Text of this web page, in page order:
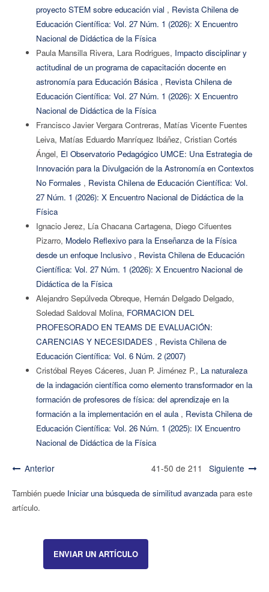
proyecto STEM sobre educación vial , Revista Chilena de
Educación Científica: Vol. 27 Núm. 1 (2026): X Encuentro
Nacional de Didáctica de la Física
Paula Mansilla Rivera, Lara Rodrigues, Impacto disciplinar y
actitudinal de un programa de capacitación docente en
astronomía para Educación Básica , Revista Chilena de
Educación Científica: Vol. 27 Núm. 1 (2026): X Encuentro
Nacional de Didáctica de la Física
Francisco Javier Vergara Contreras, Matías Vicente Fuentes
Leiva, Matías Eduardo Manríquez Ibáñez, Cristian Cortés
Ángel, El Observatorio Pedagógico UMCE: Una Estrategia de
Innovación para la Divulgación de la Astronomía en Contextos
No Formales , Revista Chilena de Educación Científica: Vol.
27 Núm. 1 (2026): X Encuentro Nacional de Didáctica de la
Física
Ignacio Jerez, Lía Chacana Cartagena, Diego Cifuentes
Pizarro, Modelo Reflexivo para la Enseñanza de la Física
desde un enfoque Inclusivo , Revista Chilena de Educación
Científica: Vol. 27 Núm. 1 (2026): X Encuentro Nacional de
Didáctica de la Física
Alejandro Sepúlveda Obreque, Hernán Delgado Delgado,
Soledad Saldoval Molina, FORMACION DEL
PROFESORADO EN TEAMS DE EVALUACIÓN:
CARENCIAS Y NECESIDADES , Revista Chilena de
Educación Científica: Vol. 6 Núm. 2 (2007)
Cristóbal Reyes Cáceres, Juan P. Jiménez P., La naturaleza
de la indagación científica como elemento transformador en la
formación de profesores de física: del aprendizaje en la
formación a la implementación en el aula , Revista Chilena de
Educación Científica: Vol. 26 Núm. 1 (2025): IX Encuentro
Nacional de Didáctica de la Física
Anterior 41-50 de 211 Siguiente
También puede Iniciar una búsqueda de similitud avanzadapara este
artículo.
ENVIAR UN ARTÍCULO